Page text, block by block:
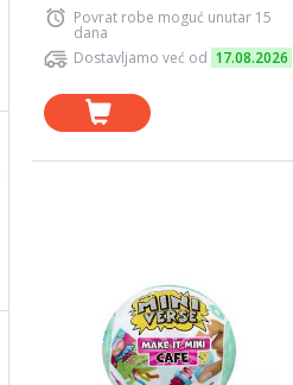
Povrat robe moguć unutar 15
dana
Dostavljamo već od 17.08.2026